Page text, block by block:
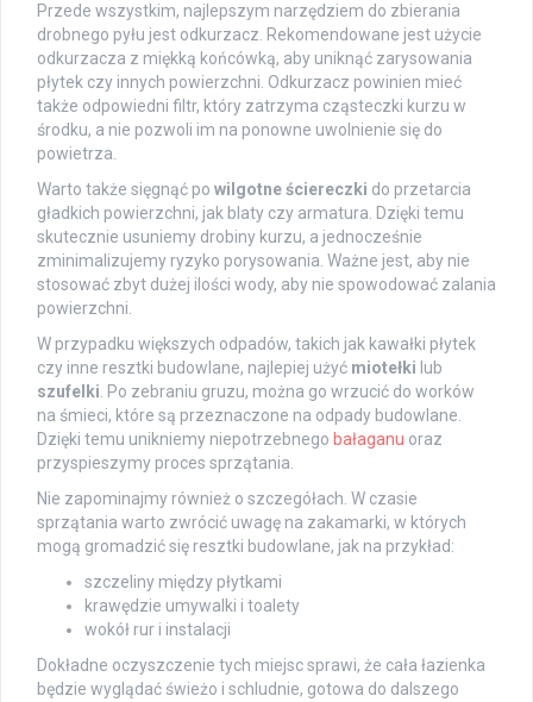
Przede wszystkim, najlepszym narzędziem do zbierania
drobnego pyłu jest odkurzacz. Rekomendowane jest użycie
odkurzacza z miękką końcówką, aby uniknąć zarysowania
płytek czy innych powierzchni. Odkurzacz powinien mieć
także odpowiedni filtr, który zatrzyma cząsteczki kurzu w
środku, a nie pozwoli im na ponowne uwolnienie się do
powietrza.
Warto także sięgnąć po wilgotne ściereczki do przetarcia
gładkich powierzchni, jak blaty czy armatura. Dzięki temu
skutecznie usuniemy drobiny kurzu, a jednocześnie
zminimalizujemy ryzyko porysowania. Ważne jest, aby nie
stosować zbyt dużej ilości wody, aby nie spowodować zalania
powierzchni.
W przypadku większych odpadów, takich jak kawałki płytek
czy inne resztki budowlane, najlepiej użyć miotełki lub
szufelki . Po zebraniu gruzu, można go wrzucić do worków
na śmieci, które są przeznaczone na odpady budowlane.
Dzięki temu unikniemy niepotrzebnego bałaganu oraz
przyspieszymy proces sprzątania.
Nie zapominajmy również o szczegółach. W czasie
sprzątania warto zwrócić uwagę na zakamarki, w których
mogą gromadzić się resztki budowlane, jak na przykład:
szczeliny między płytkami
krawędzie umywalki i toalety
wokół rur i instalacji
Dokładne oczyszczenie tych miejsc sprawi, że cała łazienka
będzie wyglądać świeżo i schludnie, gotowa do dalszego